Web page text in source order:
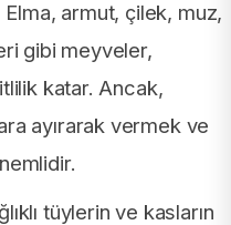
Elma, armut, çilek, muz,
gibi meyveler,
katar. Ancak,
ayırarak vermek ve
tüylerin ve kasların